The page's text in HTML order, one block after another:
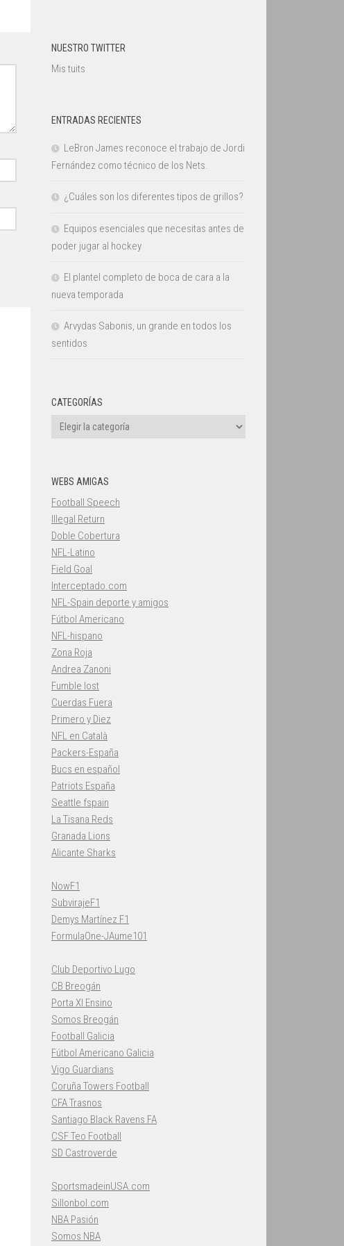
NUESTRO TWITTER
Mis tuits
ENTRADAS RECIENTES
LeBron James reconoce el trabajo de Jordi
Fernández como técnico de los Nets.
¿Cuáles son los diferentes tipos de grillos?
Equipos esenciales que necesitas antes de
poder jugar al hockey
El plantel completo de boca de cara a la
nueva temporada
Arvydas Sabonis, un grande en todos los
sentidos
CATEGORÍAS
Categorías
WEBS AMIGAS
Football Speech
Illegal Return
Doble Cobertura
NFL-Latino
Field Goal
Interceptado.com
NFL-Spain deporte y amigos
Fútbol Americano
NFL-hispano
Zona Roja
Andrea Zanoni
Fumble lost
Cuerdas Fuera
Primero y Diez
NFL en Català
Packers-España
Bucs en español
Patriots España
Seattle fspain
La Tisana Reds
Granada Lions
Alicante Sharks
NowF1
SubvirajeF1
Demys Martínez F1
FormulaOne-JAume101
Club Deportivo Lugo
CB Breogán
Porta XI Ensino
Somos Breogán
Football Galicia
Fútbol Americano Galicia
Vigo Guardians
Coruña Towers Football
CFA Trasnos
Santiago Black Ravens FA
CSF Teo Football
SD Castroverde
SportsmadeinUSA.com
Sillonbol.com
NBA Pasión
Somos NBA